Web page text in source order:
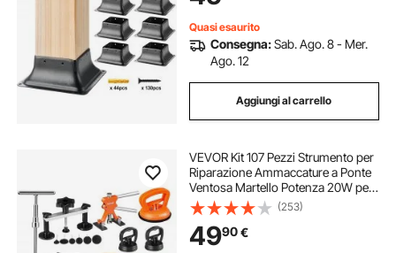
Quasi esaurito
Consegna:Sab. Ago. 8 - Mer.
Ago. 12
Aggiungi al carrello
VEVOR Kit 107 Pezzi Strumento per
Riparazione Ammaccature a Ponte
Ventosa Martello Potenza 20W per
Carrozzeria Auto Veicolo da Garage
Officina Fai-da-te, Kit Estrattore a
Ponte Estrattore a Martello
(253)
4990€